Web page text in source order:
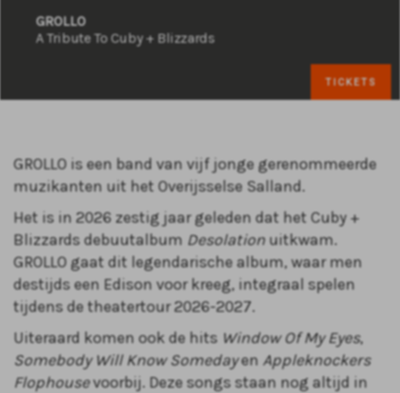
GROLLO
A Tribute To Cuby + Blizzards
TICKETS
GROLLO is een band van vijf jonge gerenommeerde
muzikanten uit het Overijsselse Salland.
Het is in 2026 zestig jaar geleden dat het Cuby +
Blizzards debuutalbum Desolationuitkwam.
GROLLO gaat dit legendarische album, waar men
destijds een Edison voor kreeg, integraal spelen
tijdens de theatertour 2026-2027.
Uiteraard komen ook de hits Window Of My Eyes,
Somebody Will Know Somedayen Appleknockers
Flophousevoorbij. Deze songs staan nog altijd in